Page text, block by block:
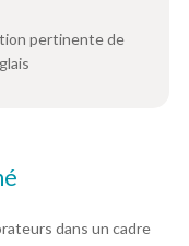
pertinente de
dans un cadre